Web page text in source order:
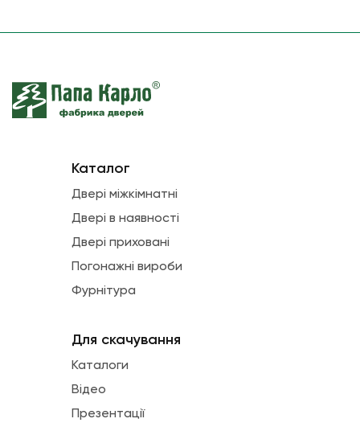
Каталог
Двері міжкімнатні
Двері в наявності
Двері приховані
Погонажні вироби
Фурнітура
Для скачування
Каталоги
Відео
Презентації